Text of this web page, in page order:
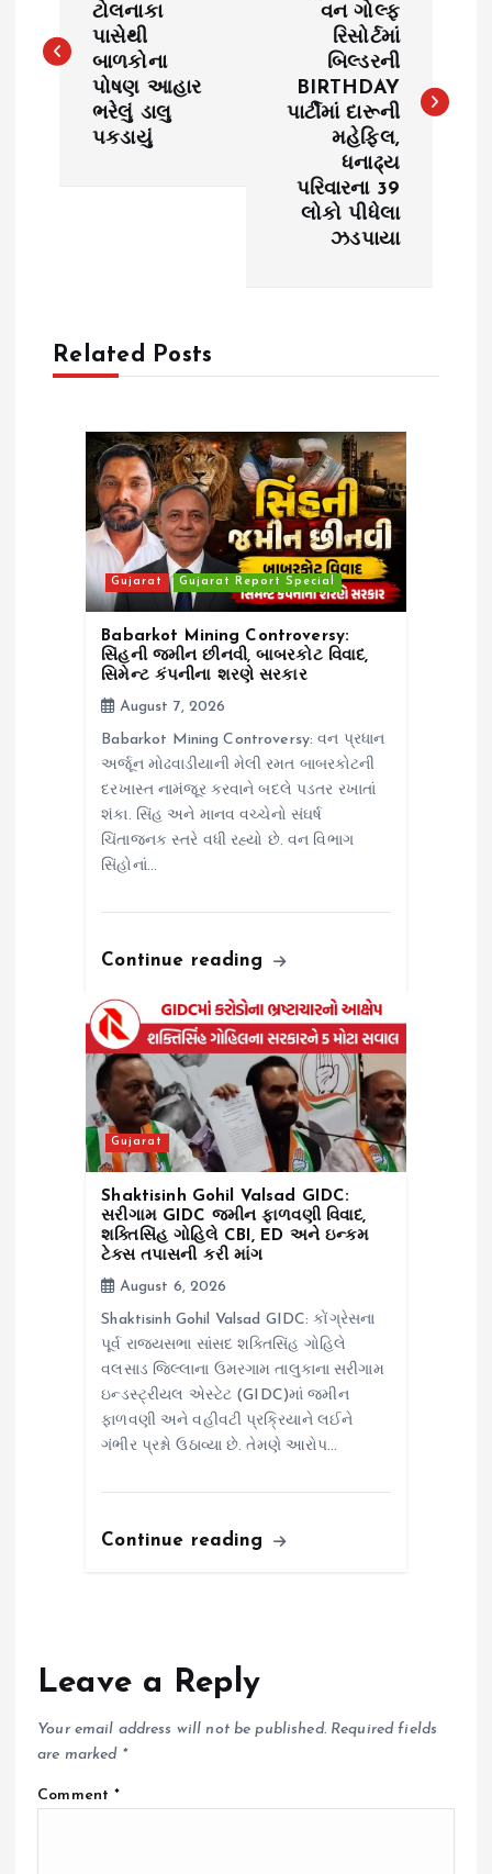
s
g
ટોલનાકા
પાસેથી
બાળકોના
પોષણ આહાર
ભરેલું ડાલુ
પકડાયું
વન ગોલ્ફ
રિસોર્ટમાં
બિલ્ડરની
BIRTHDAY
પાર્ટીમાં દારૂની
મહેફિલ,
ધનાઢ્ય
પરિવારના 39
લોકો પીધેલા
ઝડપાયા
Related Posts
Gujarat Gujarat Report Special
Babarkot Mining Controversy:
સિંહની જમીન છીનવી, બાબરકોટ વિવાદ,
સિમેન્ટ કંપનીના શરણે સરકાર
August 7, 2026
Babarkot Mining Controversy: વન પ્રધાન
અર્જૂન મોઢવાડીયાની મેલી રમત બાબરકોટની
દરખાસ્ત નામંજૂર કરવાને બદલે પડતર રખાતાં
શંકા. સિંહ અને માનવ વચ્ચેનો સંઘર્ષ
ચિંતાજનક સ્તરે વધી રહ્યો છે. વન વિભાગ
સિંહોનાં…
Continue reading
Gujarat
Shaktisinh Gohil Valsad GIDC:
સરીગામ GIDC જમીન ફાળવણી વિવાદ,
શક્તિસિંહ ગોહિલે CBI, ED અને ઇન્કમ
ટેક્સ તપાસની કરી માંગ
August 6, 2026
Shaktisinh Gohil Valsad GIDC: કોંગ્રેસના
પૂર્વ રાજ્યસભા સાંસદ શક્તિસિંહ ગોહિલે
વલસાડ જિલ્લાના ઉમરગામ તાલુકાના સરીગામ
ઇન્ડસ્ટ્રીયલ એસ્ટેટ (GIDC)માં જમીન
ફાળવણી અને વહીવટી પ્રક્રિયાને લઈને
ગંભીર પ્રશ્નો ઉઠાવ્યા છે. તેમણે આરોપ…
Continue reading
Leave a Reply
Your email address will not be published. Required fields
are marked *
Comment*